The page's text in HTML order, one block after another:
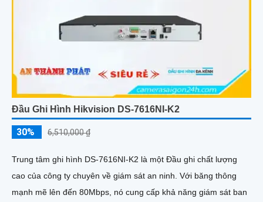
Đầu Ghi Hình Hikvision DS-7616NI-K2
30% 6,510,000 ₫
Trung tâm ghi hình DS-7616NI-K2 là một Đầu ghi chất lượng
cao của công ty chuyên về giám sát an ninh. Với băng thông
mạnh mẽ lên đến 80Mbps, nó cung cấp khả năng giám sát ban